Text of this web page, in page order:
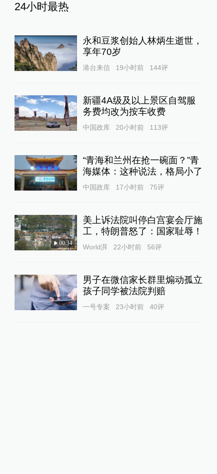
24小时最热
永和豆浆创始人林炳生逝世，
享年70岁
港台来信 19小时前 144评
新疆4A级及以上景区自驾服
务费均改为按车收费
中国政库 20小时前 113评
“青海和兰州在抢一碗面？”青
海媒体：这种说法，格局小了
中国政库 17小时前 75评
00:34
美上诉法院叫停白宫宴会厅施
工，特朗普怒了：国家耻辱！
World湃 22小时前 56评
男子在微信家长群里煽动孤立
孩子同学被法院判赔
一号专案 23小时前 40评